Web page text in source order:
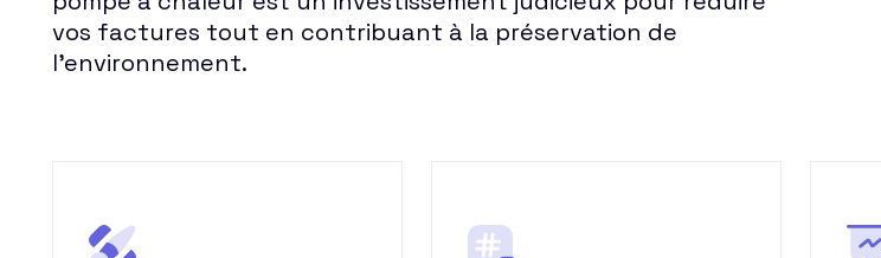
vos factures tout en contribuant à la préservation de
l'environnement.